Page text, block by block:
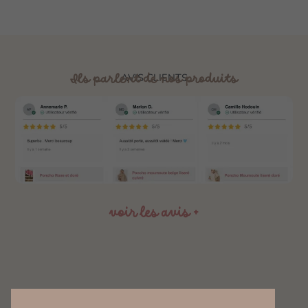
AVIS CLIENTS
Ils parlent de nos produits
voir les avis +